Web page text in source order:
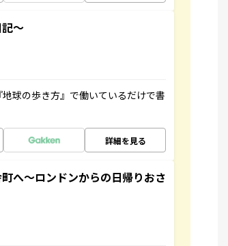
～
球の歩き方』で働いているだけで書
詳細を見る
へ～ロンドンからの日帰りおさ